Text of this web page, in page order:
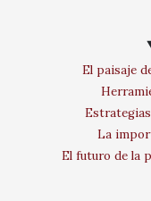
El paisaje
La
El futuro de la